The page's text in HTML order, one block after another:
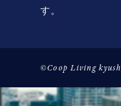
す。
©Coop Living